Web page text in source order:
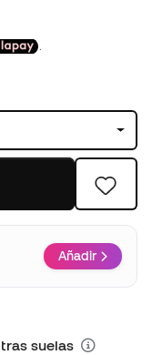
Añadir
suelas